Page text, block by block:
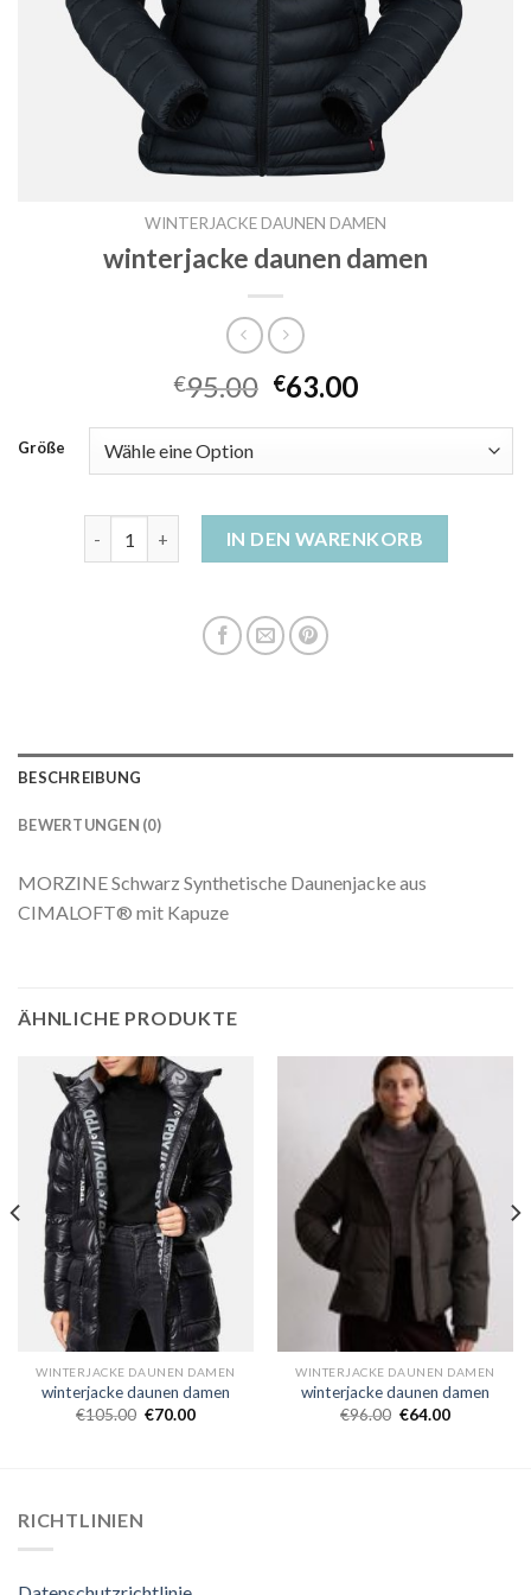
WINTERJACKE DAUNEN DAMEN
winterjacke daunen damen
€95.00 €63.00
Größe
IN DEN WARENKORB
BESCHREIBUNG
BEWERTUNGEN (0)
MORZINE Schwarz Synthetische Daunenjacke aus
CIMALOFT® mit Kapuze
ÄHNLICHE PRODUKTE
WINTERJACKE DAUNEN DAMEN
winterjacke daunen damen
€105.00 €70.00
WINTERJACKE DAUNEN DAMEN
winterjacke daunen damen
€96.00 €64.00
RICHTLINIEN